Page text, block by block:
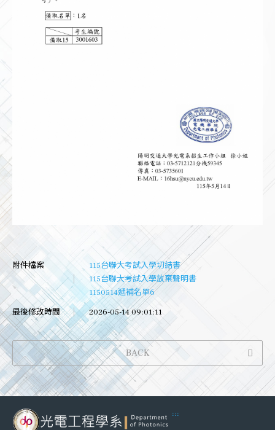
附件檔案
115台聯大考試入學切結書
115台聯大考試入學放棄聲明書
1150514遞補名單6
最後修改時間
2026-05-14 09:01:11
BACK
:::